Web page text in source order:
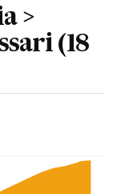
>
(18